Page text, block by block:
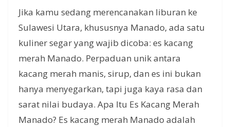
Jika kamu sedang merencanakan liburan ke
Sulawesi Utara, khususnya Manado, ada satu
kuliner segar yang wajib dicoba: es kacang
merah Manado. Perpaduan unik antara
kacang merah manis, sirup, dan es ini bukan
hanya menyegarkan, tapi juga kaya rasa dan
sarat nilai budaya. Apa Itu Es Kacang Merah
Manado? Es kacang merah Manado adalah